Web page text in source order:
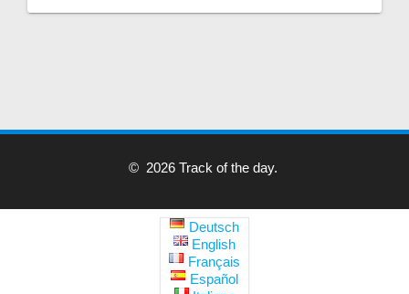
© 2026 Track of the day.
Deutsch
English
Français
Español